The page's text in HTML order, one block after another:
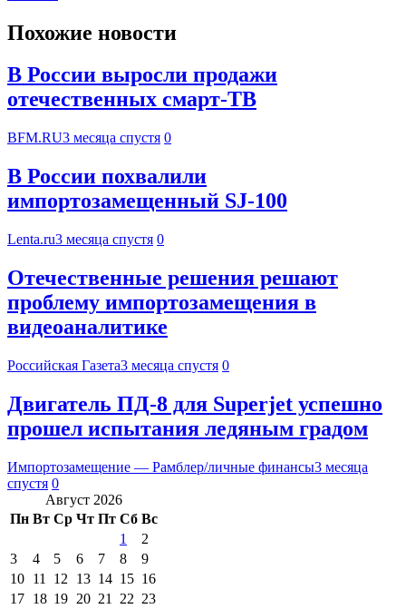
Похожие новости
В России выросли продажи
отечественных смарт-ТВ
BFM.RU3 месяца спустя 0
В России похвалили
импортозамещенный SJ-100
Lenta.ru3 месяца спустя 0
Отечественные решения решают
проблему импортозамещения в
видеоаналитике
Российская Газета3 месяца спустя 0
Двигатель ПД-8 для Superjet успешно
прошел испытания ледяным градом
Импортозамещение — Рамблер/личные финансы3 месяца
спустя 0
Август 2026
Пн Вт Ср Чт Пт Сб Вс
1
2
3
4 5 6 7 8
9
10 11 12 13 14 15 16
17 18 19 20 21 22 23